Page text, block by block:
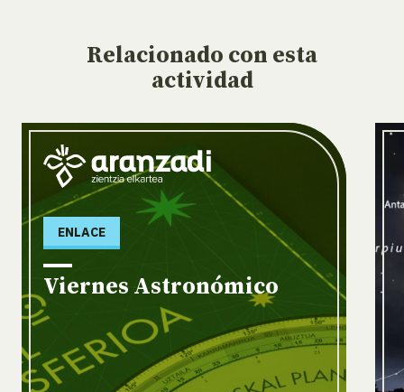
Relacionado con esta
actividad
ENLACE
Viernes Astronómico